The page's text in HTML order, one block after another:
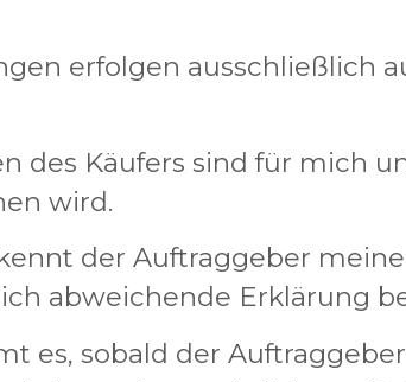
erfolgen ausschließlich
des Käufers sind für mich
wird.
der Auftraggeber
abweichende Erklärung
es, sobald der